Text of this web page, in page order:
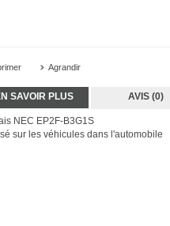
Agrandir
SAVOIR PLUS AVIS (0)
NEC EP2F-B3G1S
sur les véhicules dans l'automobile